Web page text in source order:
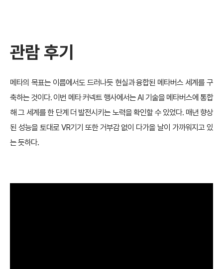
관람 후기
메타의 목표는 이름에서도 드러나듯 현실과 융합된 메타버스 세계를 구
축하는 것이다. 이번 메타 커넥트 행사에서는 AI 기술을 메타버스에 통합
해 그 세계를 한 단계 더 발전시키는 노력을 확인할 수 있었다. 매년 향상
된 성능을 토대로 VR기기 또한 거부감 없이 다가올 날이 가까워지고 있
는 듯하다.